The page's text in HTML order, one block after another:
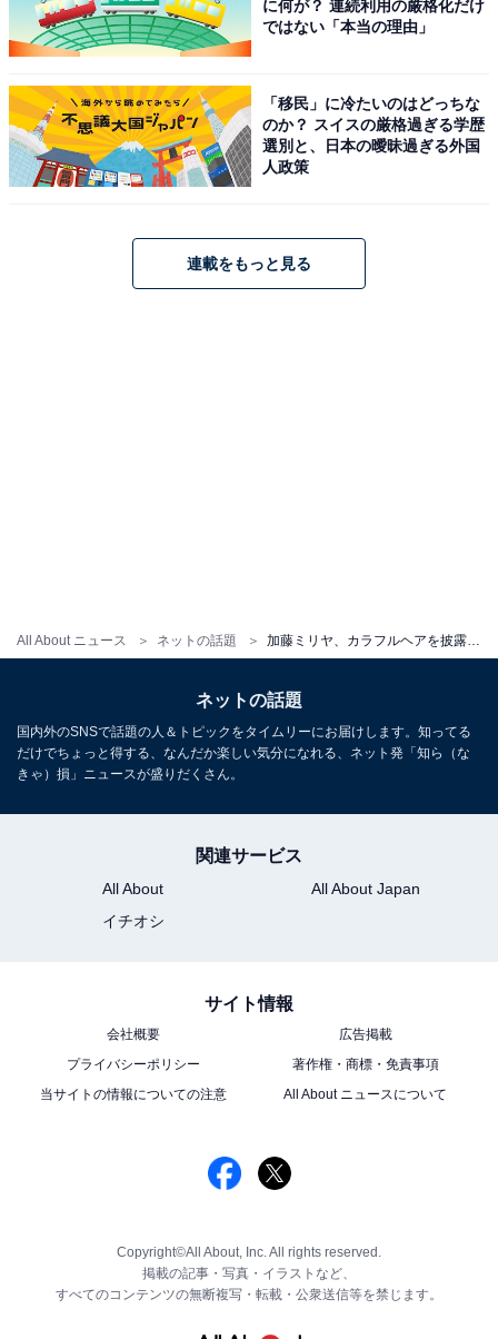
All About ニュース ネットの話題
に何が？ 連続利用の厳格化だけ
ではない「本当の理由」
「移民」に冷たいのはどっちな
のか？ スイスの厳格過ぎる学歴
選別と、日本の曖昧過ぎる外国
人政策
連載をもっと見る
ネットの話題
国内外のSNSで話題の人＆トピックをタイムリーにお届けします。知ってる
だけでちょっと得する、なんだか楽しい気分になれる、ネット発「知ら（な
きゃ）損」ニュースが盛りだくさん。
関連サービス
All About
All About Japan
イチオシ
サイト情報
会社概要
広告掲載
プライバシーポリシー
著作権・商標・免責事項
当サイトの情報についての注意
All About ニュースについて
Copyright©All About, Inc. All rights reserved.
掲載の記事・写真・イラストなど、
すべてのコンテンツの無断複写・転載・公衆送信等を禁じます。